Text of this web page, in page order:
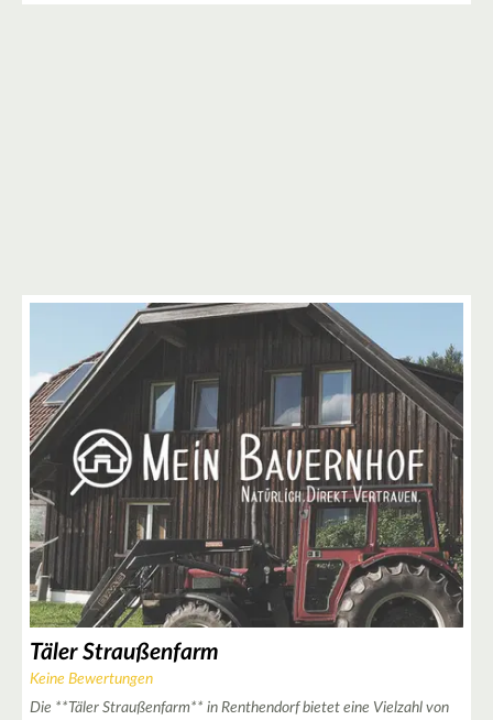
Täler Straußenfarm
Keine Bewertungen
Die **Täler Straußenfarm** in Renthendorf bietet eine Vielzahl von
9
2
2